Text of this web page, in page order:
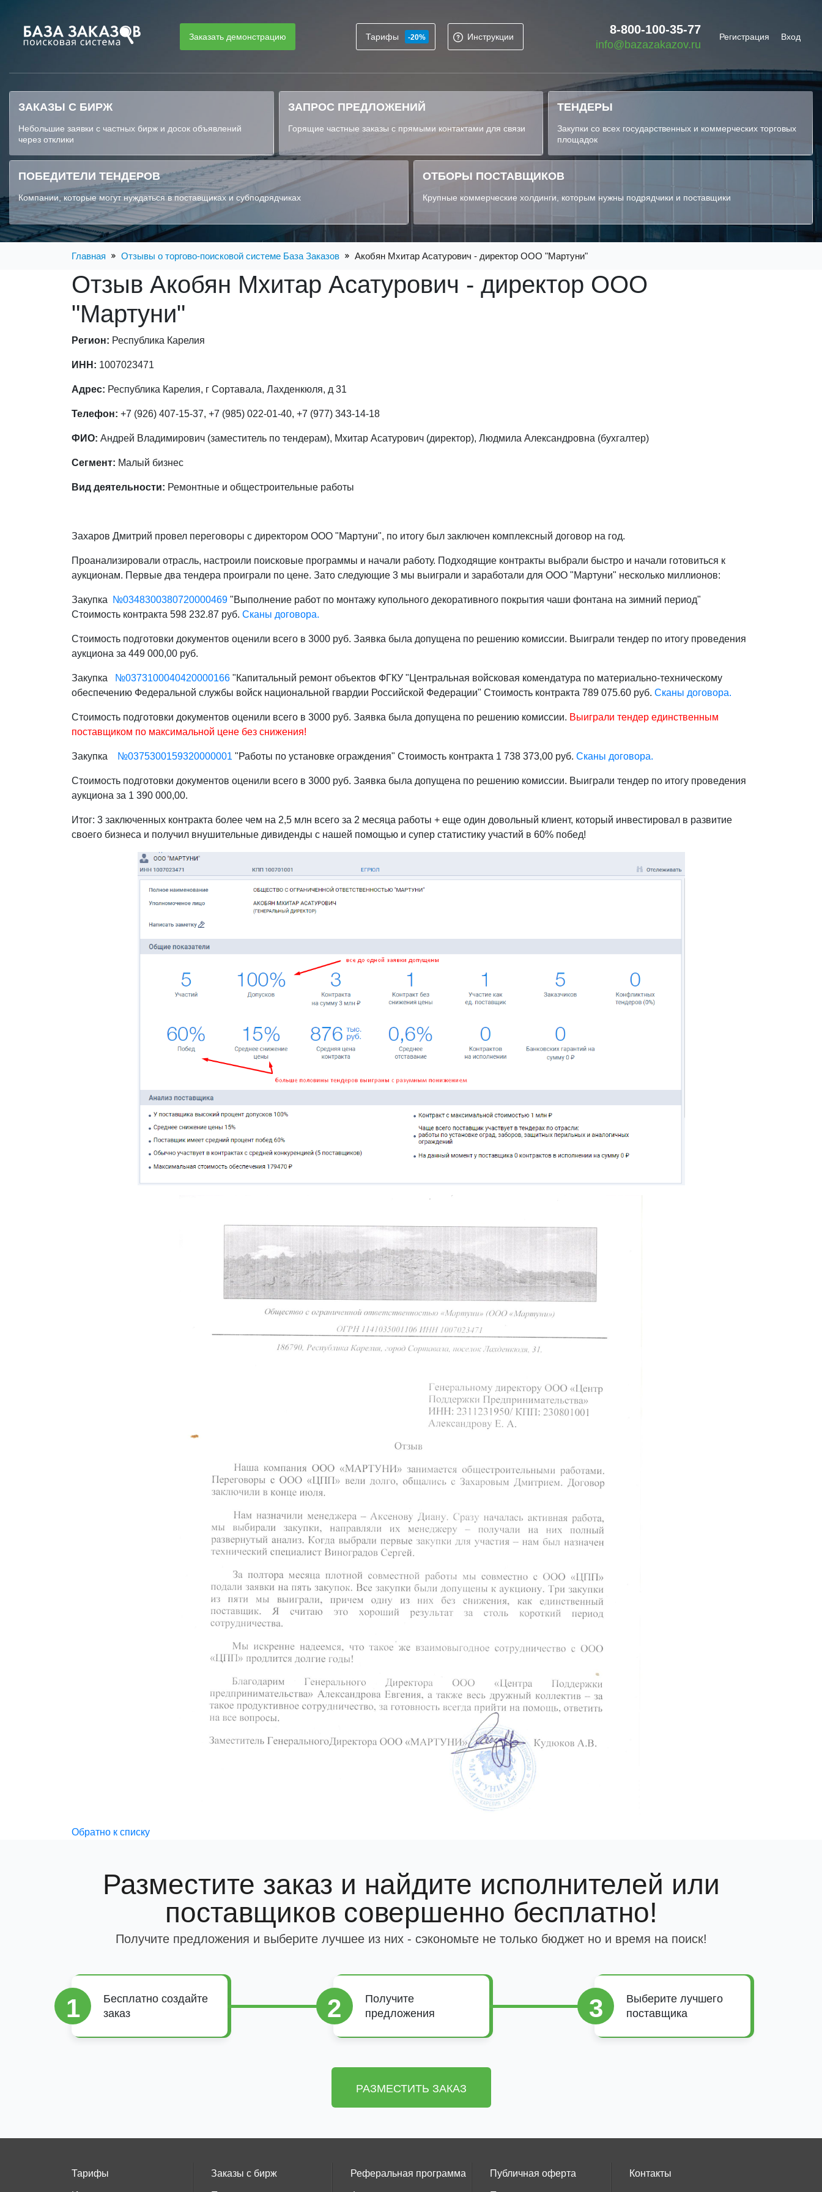
Заказать демонстрацию Тарифы -20% Инструкции
8-800-100-35-77
info@bazazakazov.ru
Регистрация Вход
ЗАКАЗЫ С БИРЖ
Небольшие заявки с частных бирж и досок объявлений
через отклики
ЗАПРОС ПРЕДЛОЖЕНИЙ
Горящие частные заказы с прямыми контактами для связи
ТЕНДЕРЫ
Закупки со всех государственных и коммерческих торговых
площадок
ПОБЕДИТЕЛИ ТЕНДЕРОВ
Компании, которые могут нуждаться в поставщиках и субподрядчиках
ОТБОРЫ ПОСТАВЩИКОВ
Крупные коммерческие холдинги, которым нужны подрядчики и поставщики
Главная Отзывы о торгово-поисковой системе База Заказов Акобян Мхитар Асатурович - директор ООО "Мартуни"
Отзыв Акобян Мхитар Асатурович - директор ООО
"Мартуни"
Регион: Республика Карелия
ИНН: 1007023471
Адрес: Республика Карелия, г Сортавала, Лахденкюля, д 31
Телефон: +7 (926) 407-15-37, +7 (985) 022-01-40, +7 (977) 343-14-18
ФИО: Андрей Владимирович (заместитель по тендерам), Мхитар Асатурович (директор), Людмила Александровна (бухгалтер)
Сегмент: Малый бизнес
Вид деятельности: Ремонтные и общестроительные работы
Захаров Дмитрий провел переговоры с директором ООО "Мартуни", по итогу был заключен комплексный договор на год.
Проанализировали отрасль, настроили поисковые программы и начали работу. Подходящие контракты выбрали быстро и начали готовиться к
аукционам. Первые два тендера проиграли по цене. Зато следующие 3 мы выиграли и заработали для ООО "Мартуни" несколько миллионов:
Закупка №0348300380720000469 "Выполнение работ по монтажу купольного декоративного покрытия чаши фонтана на зимний период"
Стоимость контракта 598 232.87 руб. Сканы договора.
Стоимость подготовки документов оценили всего в 3000 руб. Заявка была допущена по решению комиссии. Выиграли тендер по итогу проведения
аукциона за 449 000,00 руб.
Закупка №0373100040420000166 "Капитальный ремонт объектов ФГКУ "Центральная войсковая комендатура по материально-техническому
обеспечению Федеральной службы войск национальной гвардии Российской Федерации" Стоимость контракта 789 075.60 руб. Сканы договора.
Стоимость подготовки документов оценили всего в 3000 руб. Заявка была допущена по решению комиссии. Выиграли тендер единственным
поставщиком по максимальной цене без снижения!
Закупка №0375300159320000001 "Работы по установке ограждения" Стоимость контракта 1 738 373,00 руб. Сканы договора.
Стоимость подготовки документов оценили всего в 3000 руб. Заявка была допущена по решению комиссии. Выиграли тендер по итогу проведения
аукциона за 1 390 000,00.
Итог: 3 заключенных контракта более чем на 2,5 млн всего за 2 месяца работы + еще один довольный клиент, который инвестировал в развитие
своего бизнеса и получил внушительные дивиденды с нашей помощью и супер статистику участий в 60% побед!
Обратно к списку
Разместите заказ и найдите исполнителей или
поставщиков совершенно бесплатно!
Получите предложения и выберите лучшее из них - сэкономьте не только бюджет но и время на поиск!
1
Бесплатно создайте
заказ
2
Получите
предложения
3
Выберите лучшего
поставщика
РАЗМЕСТИТЬ ЗАКАЗ
Тарифы Заказы с бирж Реферальная программа Публичная оферта Контакты